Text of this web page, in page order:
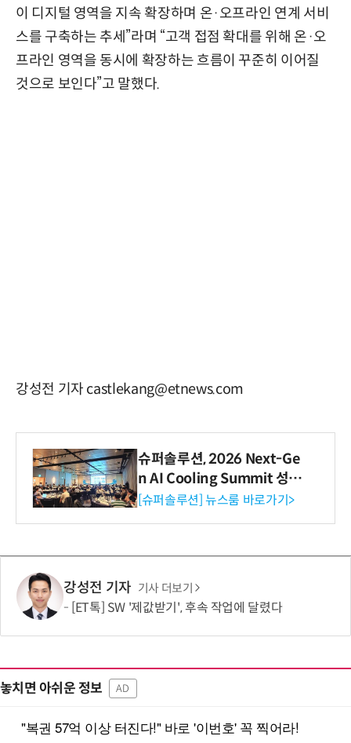
이 디지털 영역을 지속 확장하며 온·오프라인 연계 서비
스를 구축하는 추세”라며 “고객 접점 확대를 위해 온·오
프라인 영역을 동시에 확장하는 흐름이 꾸준히 이어질
것으로 보인다”고 말했다.
강성전 기자 castlekang@etnews.com
슈퍼솔루션, 2026 Next-Ge
n AI Cooling Summit 성황
리 성료
[슈퍼솔루션] 뉴스룸 바로가기>
강성전 기자 기사 더보기
[ET톡] SW '제값받기', 후속 작업에 달렸다
놓치면 아쉬운 정보 AD